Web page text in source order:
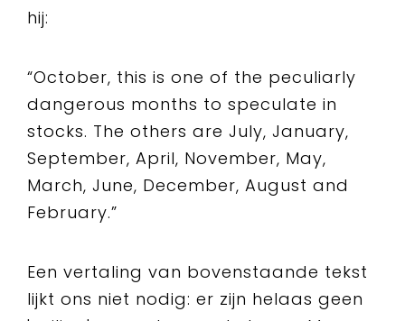
hij:
“October, this is one of the peculiarly
dangerous months to speculate in
stocks. The others are July, January,
September, April, November, May,
March, June, December, August and
February.”
Een vertaling van bovenstaande tekst
lijkt ons niet nodig: er zijn helaas geen